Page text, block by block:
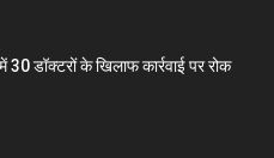
30 डॉक्टरों के खिलाफ कार्रवाई पर रोक